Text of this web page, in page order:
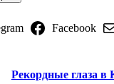
Facebook
Рекордные глаза в